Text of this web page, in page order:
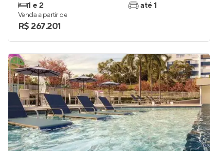
1 e 2
até 1
Venda a partir de
R$ 267.201